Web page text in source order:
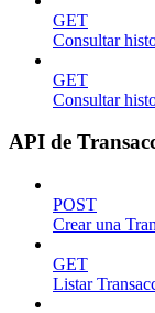
GET
Consultar
GET
Consultar
API de
POST
Crear una
GET
Listar